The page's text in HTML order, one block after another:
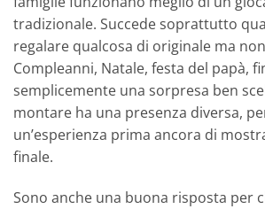
tradizionale. Succede soprattutto
regalare qualcosa di originale ma
Compleanni, Natale, festa del papà,
semplicemente una sorpresa ben
montare ha una presenza diversa,
un’esperienza prima ancora di
finale.
Sono anche una buona risposta per